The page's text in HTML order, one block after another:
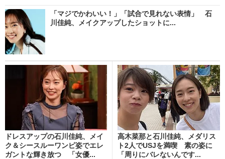
「マジでかわいい！」「試合で見れない表情」 石
川佳純、メイクアップしたショットに...
ドレスアップの石川佳純、メイ
ク＆シースルーワンピ姿でエレ
ガントな輝き放つ 「女優...
高木菜那と石川佳純、メダリス
ト2人でUSJを満喫 素の姿に
「周りにバレないんです...